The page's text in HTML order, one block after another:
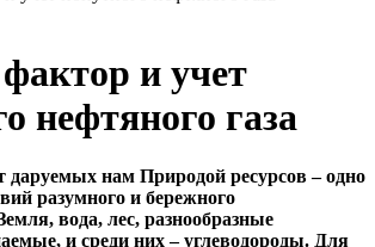
и учет
нефтяного газа
нам Природой ресурсов – одно
разумного и бережного
вода, лес, разнообразные
и среди них – углеводороды. Для